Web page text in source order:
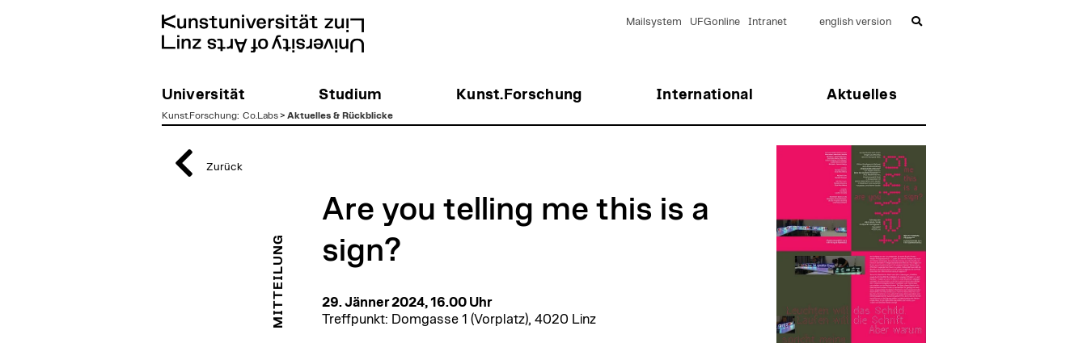
Universität Studium Kunst.Forschung International Aktuelles
Mailsystem UFGonline Intranet english version
Kunst.Forschung: Co.Labs> Aktuelles & Rückblicke
Zurück
MITTEILUNG
Are you telling me this is a
sign?
29. Jänner 2024, 16.00 Uhr
Treffpunkt: Domgasse 1 (Vorplatz), 4020 Linz